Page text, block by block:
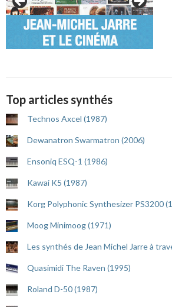
Top articles synthés
Technos Axcel (1987)
Dewanatron Swarmatron (2006)
Ensoniq ESQ-1 (1986)
Kawai K5 (1987)
Korg Polyphonic Synthesizer PS3200
Moog Minimoog (1971)
Les synthés de Jean Michel Jarre à
Quasimidi The Raven (1995)
Roland D-50 (1987)